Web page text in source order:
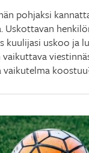
pohjaksi
Uskottavan
kuulijasi uskoo ja